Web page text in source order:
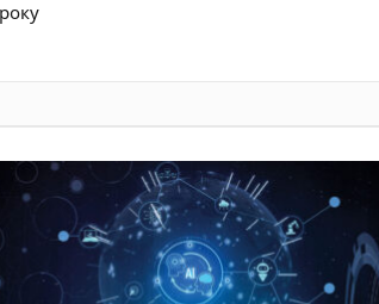
року